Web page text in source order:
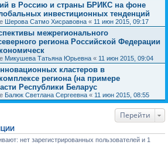
в Россию и страны БРИКС на фоне
инвестиционных тенденций
Шерова Сатмо Хисравовна « 11 июн 2015, 09:17
межрегионального
региона Российской Федерации
Микушева Татьяна Юрьевна « 11 июн 2015, 09:04
кластеров в
региона (на примере
Республики Беларус
Балюк Светлана Сергеевна « 11 июн 2015, 08:55
Перейти
нет зарегистрированных пользователей и 1